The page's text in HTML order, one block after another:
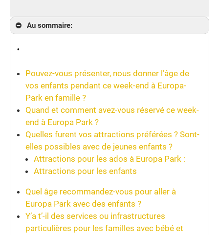
Au sommaire:
.
Pouvez-vous présenter, nous donner l’âge de
vos enfants pendant ce week-end à Europa-
Park en famille ?
Quand et comment avez-vous réservé ce week-
end à Europa Park ?
Quelles furent vos attractions préférées ? Sont-
elles possibles avec de jeunes enfants ?
Attractions pour les ados à Europa Park :
Attractions pour les enfants
Quel âge recommandez-vous pour aller à
Europa Park avec des enfants ?
Y’a t’-il des services ou infrastructures
particulières pour les familles avec bébé et